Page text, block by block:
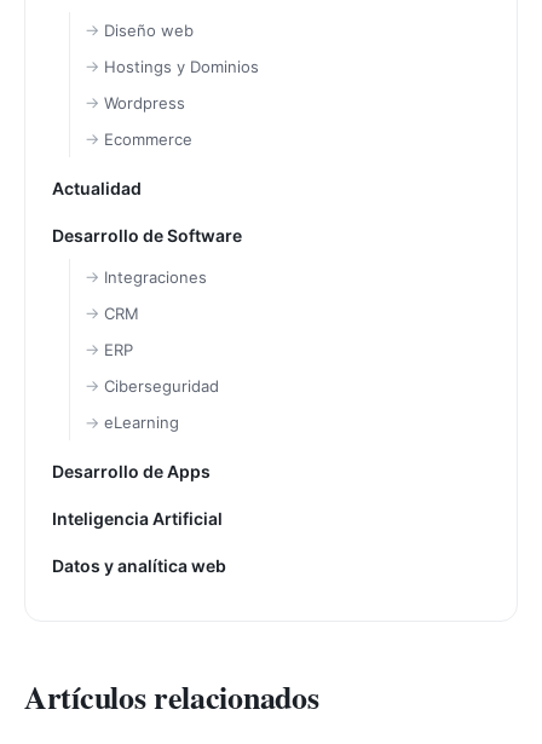
Diseño web
Hostings y Dominios
Wordpress
Ecommerce
Actualidad
Desarrollo de Software
Integraciones
CRM
ERP
Ciberseguridad
eLearning
Desarrollo de Apps
Inteligencia Artificial
Datos y analítica web
Artículos relacionados